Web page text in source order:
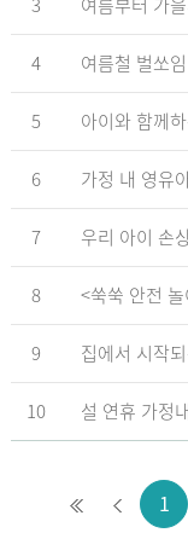
4 여름철 벌쏘
5 아이와 함께
6 가정 내 영유
7 우리 아이 손
8
9
10 설 연휴 가정
1